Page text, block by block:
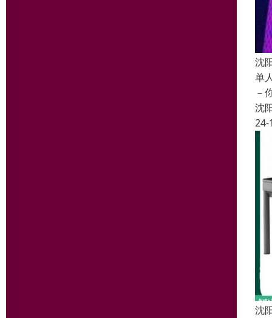
沈
单
－
沈
24-
沈